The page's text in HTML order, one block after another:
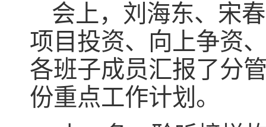
会上，刘海东、宋
项目投资、向上争资
各班子成员汇报了分
份重点工作计划。